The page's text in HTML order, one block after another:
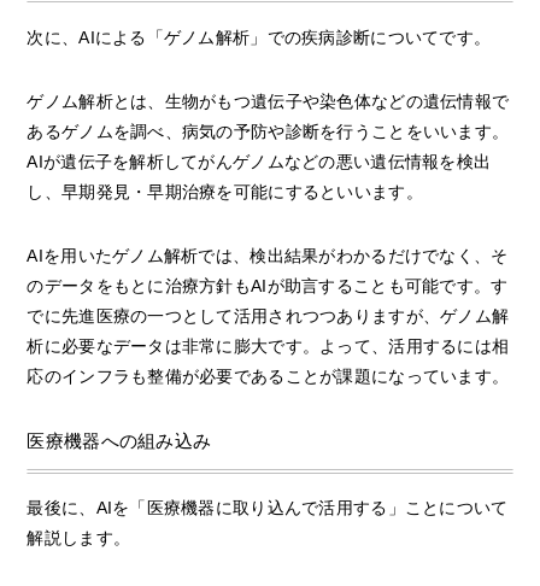
次に、AIによる「ゲノム解析」での疾病診断についてです。
ゲノム解析とは、生物がもつ遺伝子や染色体などの遺伝情報で
あるゲノムを調べ、病気の予防や診断を行うことをいいます。
AIが遺伝子を解析してがんゲノムなどの悪い遺伝情報を検出
し、早期発見・早期治療を可能にするといいます。
AIを用いたゲノム解析では、検出結果がわかるだけでなく、そ
のデータをもとに治療方針もAIが助言することも可能です。す
でに先進医療の一つとして活用されつつありますが、ゲノム解
析に必要なデータは非常に膨大です。よって、活用するには相
応のインフラも整備が必要であることが課題になっています。
医療機器への組み込み
最後に、AIを「医療機器に取り込んで活用する」ことについて
解説します。